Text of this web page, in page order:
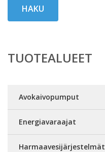
HAKU
TUOTEALUEET
Avokaivopumput
Energiavaraajat
Harmaavesijärjestelmät